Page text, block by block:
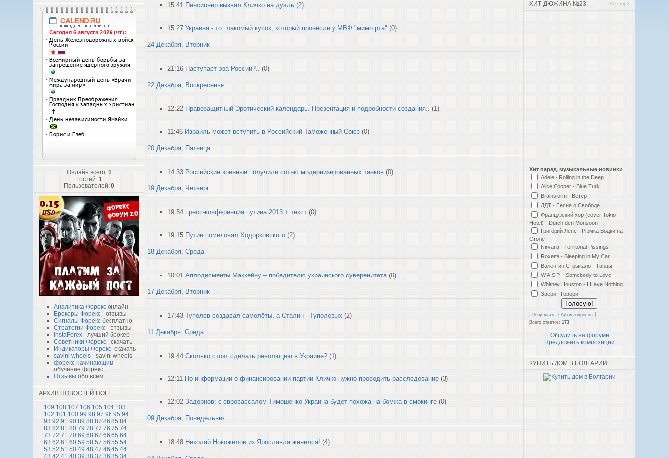
Онлайн всего:1
Гостей:1
Пользователей:0
Аналитика Форекс онлайн
Брокеры Форекс - отзывы
Сигналы Форекс бесплатно
Стратегии Форекс - отзывы
InstaForex - лучший брокер
Советники Форекс - скачать
Индикаторы Форекс- скачать
savini wheels - savini wheels
форекс начинающим -
обучение форекс
Отзывы обо всем
АРХИВ НОВОСТЕЙ HOLE
109 108 107 106 105 104 103
102 101 100 99 98 97 96 95 94
93 92 91 90 89 88 87 86 85 84
83 82 81 80 79 78 77 76 75 74
73 72 71 70 69 68 67 66 65 64
63 62 61 60 59 58 57 56 55 54
53 52 51 50 49 48 47 46 45 44
43 42 41 40 39 38 37 36 35 34
15:41 Пенсионер вызвал Кличко на дуэль (2)
15:27 Украина - тот лакомый кусок, который пронесли у МВФ "мимо рта" (0)
24 Декабря, Вторник
21:16 Наступает эра России?.. (0)
22 Декабря, Воскресенье
12:22 Правозащитный Эротический календарь. Презентация и подробности создания.. (1)
11:46 Израиль может вступить в Российский Таможенный Союз (0)
20 Декабря, Пятница
14:33 Российские военные получили сотню модернизированных танков (0)
19 Декабря, Четверг
19:54 пресс-конференция путина 2013 + текст (0)
19:15 Путин помиловал Ходорковского (2)
18 Декабря, Среда
10:01 Аплодисменты Маккейну – победителю украинского суверенитета (0)
17 Декабря, Вторник
17:43 Туполев создавал самолёты, а Сталин - Туполевых (2)
11 Декабря, Среда
19:44 Сколько стоит сделать революцию в Украине? (1)
12:11 По информации о финансировании партии Кличко нужно проводить расследование (3)
12:02 Задорнов: с евровассалом Тимошенко Украина будет похожа на бомжа в смокинге (0)
09 Декабря, Понедельник
18:48 Николай Новожилов из Ярославля женился! (4)
ХИТ-ДЮЖИНА №23 Все mp3
Хит парад, музыкальные новинки
Adele - Rolling in the Deep
Alice Cooper - Blue Turk
Brainstorm - Ветер
ДДТ - Песня о Свободе
Французский хор (cover Tokio
Hotel) - Durch den Monsoon
Григорий Лепс - Рюмка Водки на
Столе
Nirvana - Territorial Pissings
Roxette - Sleeping in My Car
Валентин Стрыкало - Танцы
W.A.S.P. - Somebody to Love
Whitney Houston - I Have Nothing
Звери - Говори
[Результаты ·Архив опросов ]
Всего ответов:173
Обсудить на форуме
Предложить композиции
КУПИТЬ ДОМ В БОЛГАРИИ